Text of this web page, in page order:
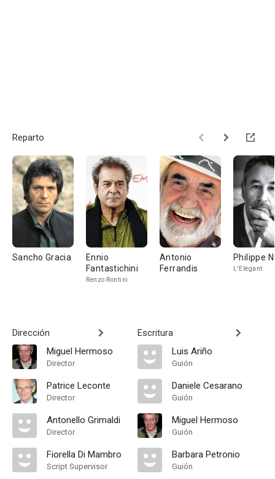
Reparto
Sancho Gracia
Ennio
Fantastichini
Renzo Rontini
Antonio
Ferrandis
Philippe
L'Elégant
Dirección
Miguel Hermoso
Director
Patrice Leconte
Director
Antonello Grimaldi
Director
Fiorella Di Mambro
Script Supervisor
Escritura
Luis Ariño
Guión
Daniele Cesarano
Guión
Miguel Hermoso
Guión
Barbara Petronio
Guión